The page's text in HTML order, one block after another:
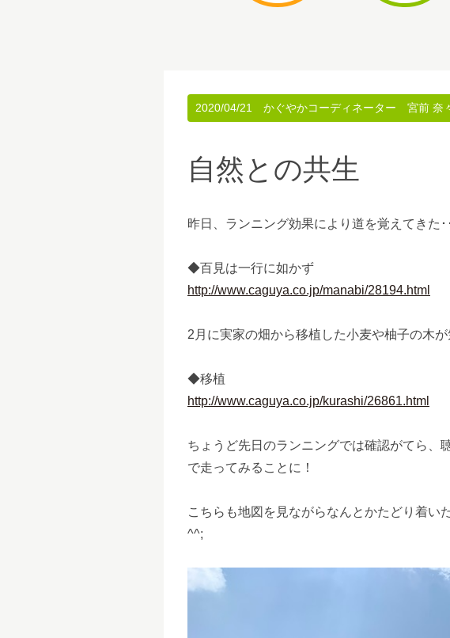
2020/04/21 かぐやかコーディネーター 宮前 奈
自然との共生
昨日、ランニング効果により道を覚えてきた･
◆百見は一行に如かず
http://www.caguya.co.jp/manabi/28194.html
2月に実家の畑から移植した小麦や柚子の木が
◆移植
http://www.caguya.co.jp/kurashi/26861.html
ちょうど先日のランニングでは確認がてら、
で走ってみることに！
こちらも地図を見ながらなんとかたどり着い
^^;